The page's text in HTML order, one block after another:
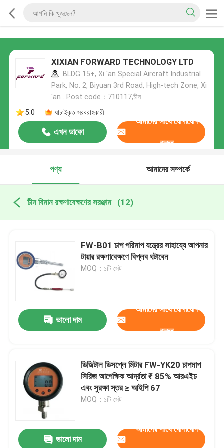
XIXIAN FORWARD TECHNOLOGY LTD
BLDG 15+, Xi 'an Special Aircraft Industrial
Park, No. 2, Biyuan 3rd Road, High-tech Zone, Xi
'an . Post code：710117,চীন
5.0
যাচাইকৃত সরবরাহকারী
এখন ডাকো
আমাদের সাথে যোগাযোগ
করুন
পণ্য আমাদের সম্পর্কে
চীন বিমান রক্ষণাবেক্ষণের সরঞ্জাম (12)
FW-B01 চাপ পরিমাপ যন্ত্রের সাহায্যে আপনার
টায়ার রক্ষণাবেক্ষণে বিপ্লব ঘটাবেন
MOQ：১টি সেট
ভালো দাম
আমাদের সাথে যোগাযোগ
করুন
ডিজিটাল ডিসপ্লে মিটার FW-YK20 চাপমাপ
সিরিজ আপেক্ষিক আর্দ্রতা ₹ 85% আরএইচ
এবং সুরক্ষা স্তর ≥ আইপি 67
MOQ：১টি সেট
ভালো দাম
আমাদের সাথে যোগাযোগ